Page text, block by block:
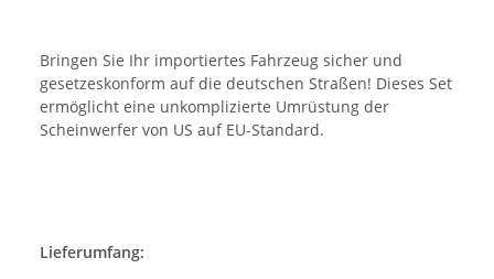
Bringen Sie Ihr importiertes Fahrzeug sicher und
gesetzeskonform auf die deutschen Straßen! Dieses Set
ermöglicht eine unkomplizierte Umrüstung der
Scheinwerfer von US auf EU-Standard.
Lieferumfang: